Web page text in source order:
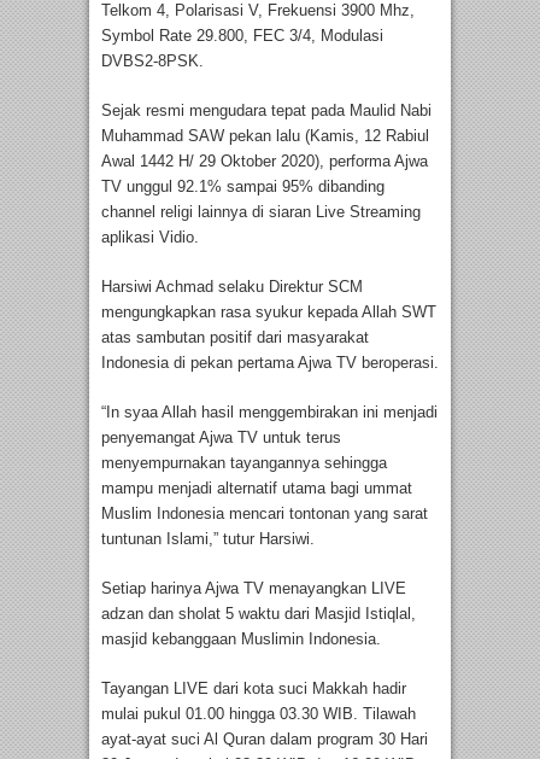
Telkom 4, Polarisasi V, Frekuensi 3900 Mhz,
Symbol Rate 29.800, FEC 3/4, Modulasi
DVBS2-8PSK.
Sejak resmi mengudara tepat pada Maulid Nabi
Muhammad SAW pekan lalu (Kamis, 12 Rabiul
Awal 1442 H/ 29 Oktober 2020), performa Ajwa
TV unggul 92.1% sampai 95% dibanding
channel religi lainnya di siaran Live Streaming
aplikasi Vidio.
Harsiwi Achmad selaku Direktur SCM
mengungkapkan rasa syukur kepada Allah SWT
atas sambutan positif dari masyarakat
Indonesia di pekan pertama Ajwa TV beroperasi.
“In syaa Allah hasil menggembirakan ini menjadi
penyemangat Ajwa TV untuk terus
menyempurnakan tayangannya sehingga
mampu menjadi alternatif utama bagi ummat
Muslim Indonesia mencari tontonan yang sarat
tuntunan Islami,” tutur Harsiwi.
Setiap harinya Ajwa TV menayangkan LIVE
adzan dan sholat 5 waktu dari Masjid Istiqlal,
masjid kebanggaan Muslimin Indonesia.
Tayangan LIVE dari kota suci Makkah hadir
mulai pukul 01.00 hingga 03.30 WIB. Tilawah
ayat-ayat suci Al Quran dalam program 30 Hari